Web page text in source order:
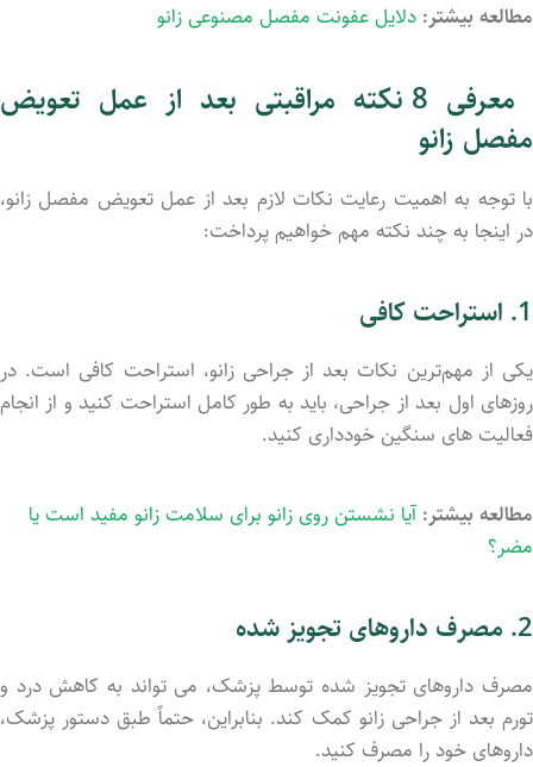
مطالعه بیشتر: دلایل عفونت مفصل مصنوعی زانو
معرفی 8 نکته مراقبتی بعد از عمل تعویض
مفصل زانو
با توجه به اهمیت رعایت نکات لازم بعد از عمل تعویض مفصل زانو،
در اینجا به چند نکته مهم خواهیم پرداخت:
1. استراحت کافی
یکی از مهم‌ترین نکات بعد از جراحی زانو، استراحت کافی است. در
روزهای اول بعد از جراحی، باید به طور کامل استراحت کنید و از انجام
فعالیت ‌های سنگین خودداری کنید.
مطالعه بیشتر: آیا نشستن روی زانو برای سلامت زانو مفید است یا
مضر؟
2. مصرف داروهای تجویز شده
مصرف داروهای تجویز شده توسط پزشک، می ‌تواند به کاهش درد و
تورم بعد از جراحی زانو کمک کند. بنابراین، حتماً طبق دستور پزشک،
داروهای خود را مصرف کنید.